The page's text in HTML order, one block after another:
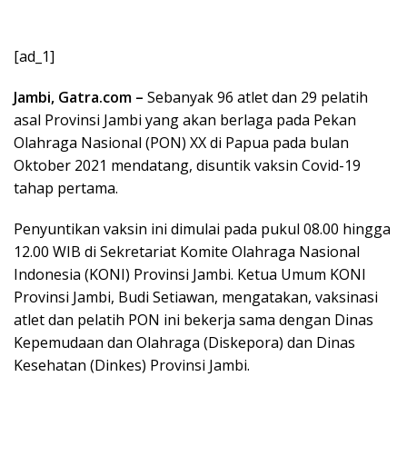
[ad_1]
Jambi, Gatra.com ‎– Sebanyak 96 atlet dan 29 pelatih
asal Provinsi Jambi yang akan berlaga pada Pekan
Olahraga Nasional (PON) XX di Papua pada bulan
Oktober 2021 mendatang, disuntik vaksin Covid-19
tahap pertama.
Penyuntikan vaksin ini dimulai pada pukul 08.00 hingga
12.00 WIB di Sekretariat Komite Olahraga Nasional
Indonesia (KONI) Provinsi Jambi. Ketua Umum KONI
Provinsi Jambi, Budi Setiawan, mengatakan, vaksinasi
atlet dan pelatih PON ini bekerja sama dengan Dinas
Kepemudaan dan Olahraga (Diskepora) dan Dinas
Kesehatan (Dinkes) Provinsi Jambi.